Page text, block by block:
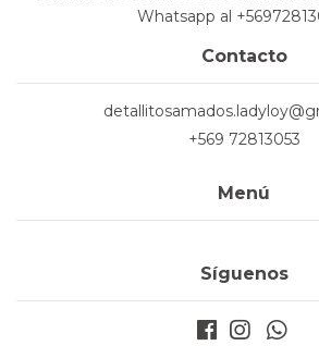
Whatsapp al
Contacto
+569 72813053
Menú
Síguenos